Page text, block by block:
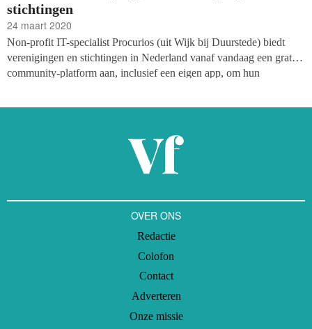
stichtingen
24 maart 2020
Non-profit IT-specialist Procurios (uit Wijk bij Duurstede) biedt
verenigingen en stichtingen in Nederland vanaf vandaag een gratis
community-platform aan, inclusief een eigen app, om hun
OVER ONS
Redactie
Colofon
Contact
Adverteren
Onze missie